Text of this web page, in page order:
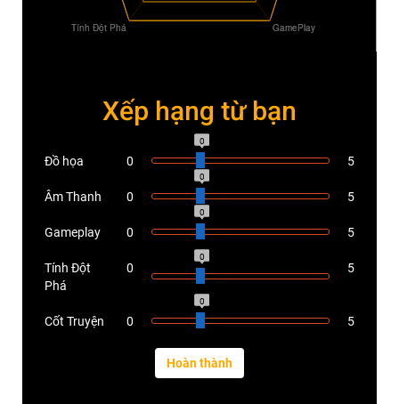
Xếp hạng từ bạn
Đồ họa 0
0
5
Âm Thanh 0
0
5
Gameplay 0
0
5
Tính Đột
Phá
0
0
5
Cốt Truyện 0
0
5